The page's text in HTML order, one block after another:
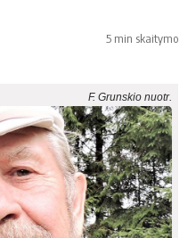
5 min skaitymo
F. Grunskio nuotr.